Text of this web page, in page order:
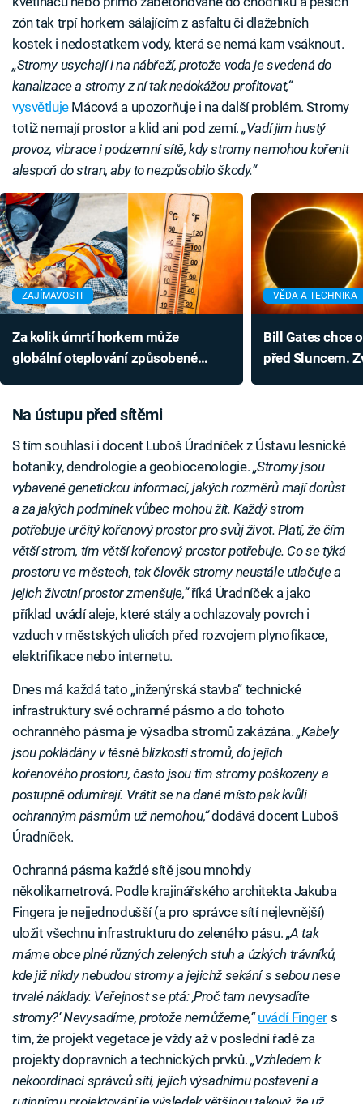
zón tak trpí horkem sálajícím z asfaltu či dlažebních
kostek i nedostatkem vody, která se nemá kam vsáknout.
„Stromy usychají i na nábřeží, protože voda je svedená do
kanalizace a stromy z ní tak nedokážou profitovat,“
vysvětlujeMácová a upozorňuje i na další problém. Stromy
totiž nemají prostor a klid ani pod zemí.„Vadí jim hustý
provoz, vibrace i podzemní sítě, kdy stromy nemohou kořenit
alespoň do stran, aby to nezpůsobilo škody.“
ZAJÍMAVOSTI
Za kolik úmrtí horkem může
globální oteplování způsobené
VĚDA A TECHNIKA
Bill Gates chce
před Sluncem.
Na ústupu před sítěmi
S tím souhlasí i docent Luboš Úradníček z Ústavu lesnické
botaniky, dendrologie a geobiocenologie. „Stromy jsou
vybavené genetickou informací, jakých rozměrů mají dorůst
a za jakých podmínek vůbec mohou žít. Každý strom
potřebuje určitý kořenový prostor pro svůj život. Platí, že čím
větší strom, tím větší kořenový prostor potřebuje. Co se týká
prostoru ve městech, tak člověk stromy neustále utlačuje a
jejich životní prostor zmenšuje,“říká Úradníček a jako
příklad uvádí aleje, které stály a ochlazovaly povrch i
vzduch v městských ulicích před rozvojem plynofikace,
elektrifikace nebo internetu.
Dnes má každá tato „inženýrská stavba“ technické
infrastruktury své ochranné pásmo a do tohoto
ochranného pásma je výsadba stromů zakázána.„Kabely
jsou pokládány v těsné blízkosti stromů, do jejich
kořenového prostoru, často jsou tím stromy poškozeny a
postupně odumírají. Vrátit se na dané místo pak kvůli
ochranným pásmům už nemohou,“dodává docent Luboš
Úradníček.
Ochranná pásma každé sítě jsou mnohdy
několikametrová. Podle krajinářského architekta Jakuba
Fingera je nejjednodušší (a pro správce sítí nejlevnější)
uložit všechnu infrastrukturu do zeleného pásu. „A tak
máme obce plné různých zelených stuh a úzkých trávníků,
kde již nikdy nebudou stromy a jejichž sekání s sebou nese
trvalé náklady. Veřejnost se ptá: ‚Proč tam nevysadíte
stromy?‘ Nevysadíme, protože nemůžeme,“ uvádí Finger s
tím, že projekt vegetace je vždy až v poslední řadě za
projekty dopravních a technických prvků. „Vzhledem k
nekoordinaci správců sítí, jejich výsadnímu postavení a